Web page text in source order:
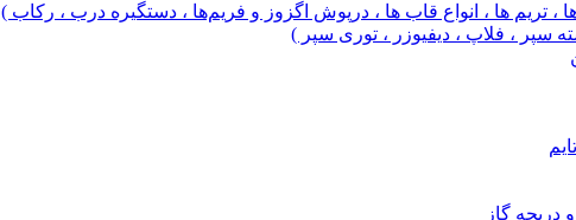
، تریم ها ، انواع قاب ها ، درپوش اگزوز و فریم‌ها ، دستگیره درب ، رکاب )
سپر ، فلاپ ، دیفیوزر ، توری سپر )
دریچه گاز